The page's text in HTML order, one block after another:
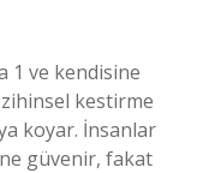
1 ve kendisine
kestirme
koyar. İnsanlar
güvenir, fakat